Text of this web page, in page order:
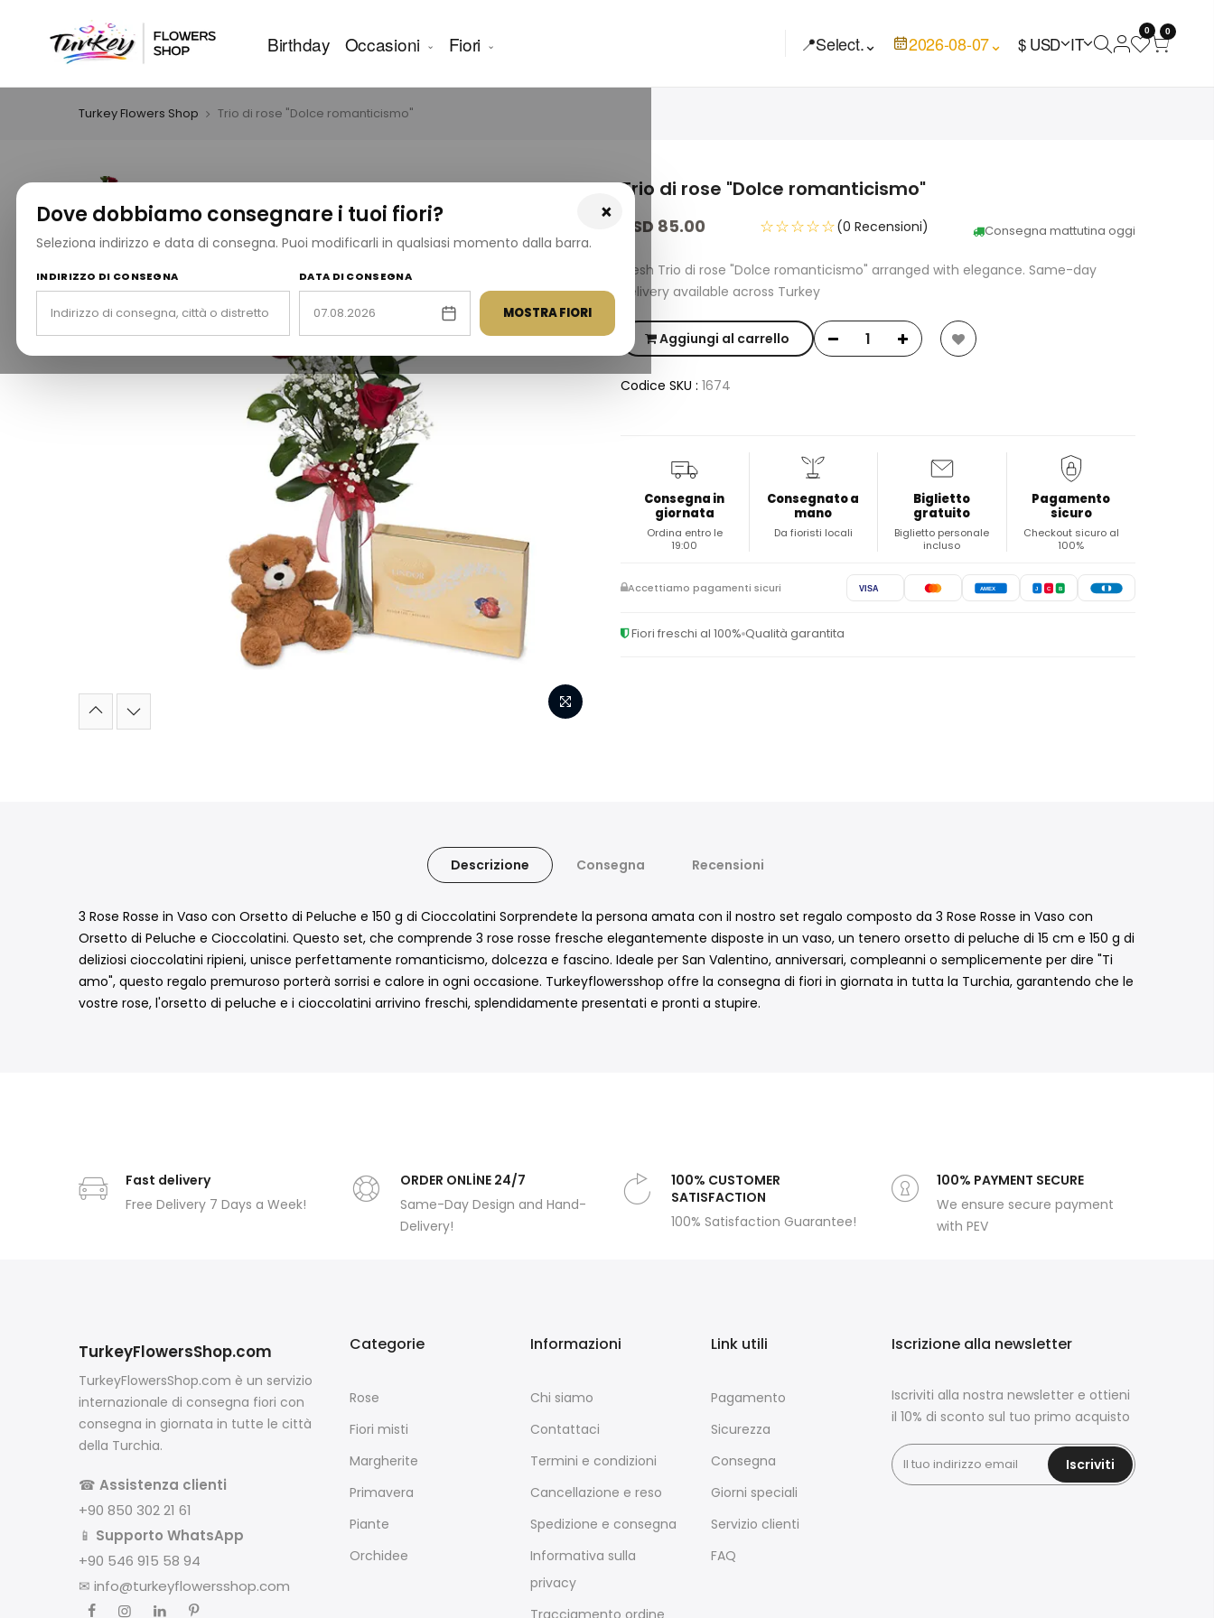
Birthday Occasioni Fiori 📍Select.⌄ 2026-08-07⌄ $ USD IT
0 0
×
Dove dobbiamo consegnare i tuoi fiori?
Seleziona indirizzo e data di consegna. Puoi modificarli in qualsiasi momento dalla barra.
INDIRIZZO DI CONSEGNA DATA DI CONSEGNA
MOSTRA FIORI
Turkey Flowers Shop Trio di rose "Dolce romanticismo"
Trio di rose "Dolce romanticismo"
USD 85.00 Consegna mattutina oggi
☆☆☆☆☆(0 Recensioni)
Fresh Trio di rose "Dolce romanticismo" arranged with elegance. Same-day
delivery available across Turkey
Aggiungi al carrello
Codice SKU : 1674
Consegna in
giornata
Ordina entro le
19:00
Consegnato a
mano
Da fioristi locali
Biglietto
gratuito
Biglietto personale
incluso
Pagamento
sicuro
Checkout sicuro al
100%
Accettiamo pagamenti sicuri VISA AMEX J C B
Fiori freschi al 100% Qualità garantita
Descrizione Consegna Recensioni
3 Rose Rosse in Vaso con Orsetto di Peluche e 150 g di Cioccolatini Sorprendete la persona amata con il nostro set regalo composto da 3 Rose Rosse in Vaso con
Orsetto di Peluche e Cioccolatini. Questo set, che comprende 3 rose rosse fresche elegantemente disposte in un vaso, un tenero orsetto di peluche di 15 cm e 150 g di
deliziosi cioccolatini ripieni, unisce perfettamente romanticismo, dolcezza e fascino. Ideale per San Valentino, anniversari, compleanni o semplicemente per dire "Ti
amo", questo regalo premuroso porterà sorrisi e calore in ogni occasione. Turkeyflowersshop offre la consegna di fiori in giornata in tutta la Turchia, garantendo che le
vostre rose, l'orsetto di peluche e i cioccolatini arrivino freschi, splendidamente presentati e pronti a stupire.
Fast delivery
Free Delivery 7 Days a Week!
ORDER ONLİNE 24/7
Same-Day Design and Hand-
Delivery!
100% CUSTOMER
SATISFACTION
100% Satisfaction Guarantee!
100% PAYMENT SECURE
We ensure secure payment
with PEV
TurkeyFlowersShop.com
TurkeyFlowersShop.com è un servizio
internazionale di consegna fiori con
consegna in giornata in tutte le città
della Turchia.
☎ Assistenza clienti
+90 850 302 21 61
📱 Supporto WhatsApp
+90 546 915 58 94
✉ info@turkeyflowersshop.com
Categorie
Rose
Fiori misti
Margherite
Primavera
Piante
Orchidee
Informazioni
Chi siamo
Contattaci
Termini e condizioni
Cancellazione e reso
Spedizione e consegna
Informativa sulla
privacy
Tracciamento ordine
Link utili
Pagamento
Sicurezza
Consegna
Giorni speciali
Servizio clienti
FAQ
Iscrizione alla newsletter
Iscriviti alla nostra newsletter e ottieni
il 10% di sconto sul tuo primo acquisto
Iscriviti